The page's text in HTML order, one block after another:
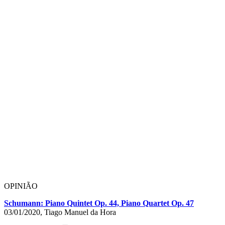
OPINIÃO
Schumann: Piano Quintet Op. 44, Piano Quartet Op. 47
03/01/2020, Tiago Manuel da Hora